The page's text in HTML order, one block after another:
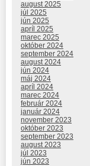
august 2025
júl 2025
jún 2025
apríl 2025
marec 2025
október 2024
september 2024
august 2024
jún 2024
máj 2024
apríl 2024
marec 2024
február 2024
január 2024
november 2023
október 2023
september 2023
august 2023
júl 2023
jún 2023